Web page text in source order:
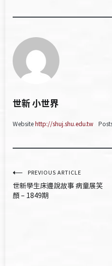
世新 小世界
Websitehttp://shuj.shu.edu.tw
文
章
PREVIOUS ARTICLE
世新學生床邊說故事 病童展笑
顏 – 1849期